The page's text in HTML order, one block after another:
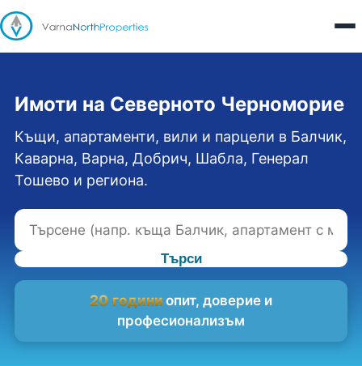
Имоти на Северното Черноморие
Къщи, апартаменти, вили и парцели в Балчик,
Каварна, Варна, Добрич, Шабла, Генерал
Тошево и региона.
Търси
20 години опит, доверие и
професионализъм